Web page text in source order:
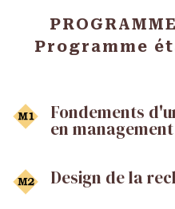
Programme
Fondements
en
Design de la